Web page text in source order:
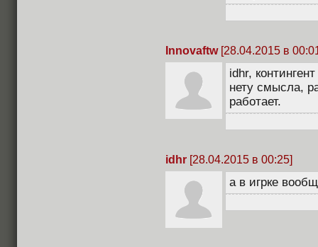
Innovaftw[28.04.2015 в
idhr,
нету смысла,
работает.
idhr [28.04.2015 в 00:25]
а в игрке